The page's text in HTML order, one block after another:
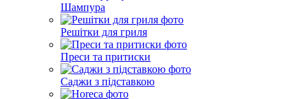
Шампура
Решітки для гриля
Преси та притиски
Саджи з підставкою